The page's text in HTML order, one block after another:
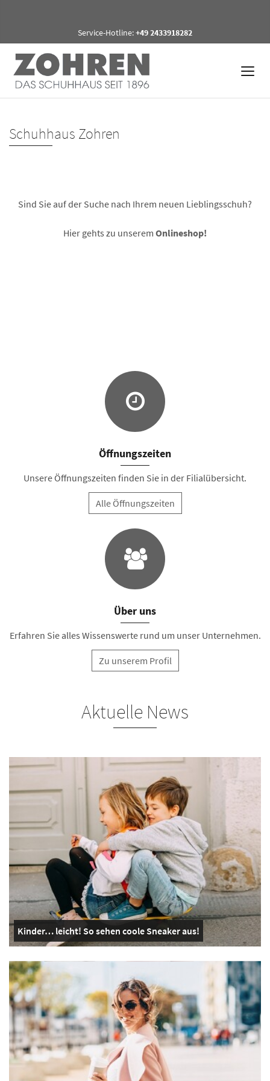
Service-Hotline:+49 2433918282
Schuhhaus Zohren
Sind Sie auf der Suche nach Ihrem neuen Lieblingsschuh?
Hier gehts zu unserem Onlineshop!
Öffnungszeiten
Unsere Öffnungszeiten finden Sie in der Filialübersicht.
Alle Öffnungszeiten
Über uns
Erfahren Sie alles Wissenswerte rund um unser Unternehmen.
Zu unserem Profil
Aktuelle News
Kinder… leicht! So sehen coole Sneaker aus!